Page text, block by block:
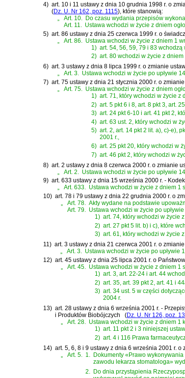
4) art. 10 i 11 ustawy z dnia 10 grudnia 1998 r. o
(Dz. U. Nr 162, poz. 1115), które stanowią:
„
Art. 10. Do czasu wydania przepisów
Art. 11. Ustawa wchodzi w życie z dniem
5) art. 86 ustawy z dnia 25 czerwca 1999 r. o
Art. 86.
Ustawa wchodzi w życie z dniem 1
1) art. 54, 56, 59, 79 i 83 wchodzą
2) art. 80 wchodzi w życie z
6) art. 3 ustawy z dnia 8 lipca 1999 r. o zmianie
„
Art. 3. Ustawa wchodzi w życie po upływie
7) art. 75 ustawy z dnia 21 stycznia 2000 r. o
„
Art. 75. Ustawa wchodzi w życie z dniem
1) art. 71, który wchodzi w życie z
2) art. 5 pkt 6 i 8, art. 8 pkt 3, art.
3) art. 24 pkt 6-10 i art. 41 pkt 2,
4) art. 63 ust. 2, który wchodzi w
5) art. 2, art. 14 pkt 2 lit. a), c)-e),
2001 r.,
6) art. 25 pkt 20, który wchodzi w
7) art. 46 pkt 2, który wchodzi w
8) art. 2 ustawy z dnia 8 czerwca 2000 r. o zmianie
„
Art. 2. Ustawa wchodzi w życie po upływie
9) art. 633 ustawy z dnia 15 września 2000 r. -
„
Art. 633. Ustawa wchodzi w życie z dniem 1
10) art. 78 i 79 ustawy z dnia 22 grudnia 2000 r. o
„
Art. 78. Akty wydane na podstawie
Art. 79. Ustawa wchodzi w życie po
1) art. 74, który wchodzi w życie
2) art. 27 pkt 5 lit. b) i c), które
3) art. 61, który wchodzi w życie
11) art. 3 ustawy z dnia 21 czerwca 2001 r. o
„
Art. 3. Ustawa wchodzi w życie po upływie
12) art. 45 ustawy z dnia 25 lipca 2001 r. o
„
Art. 45. Ustawa wchodzi w życie z dniem 1
1) art. 3, art. 22-24 i art. 44
2) art. 35, art. 39 pkt 2, art. 41 i
3) art. 34 ust. 5 w części
2004 r.
13) art. 28 ustawy z dnia 6 września 2001 r. -
i Produktów Biobójczych
(Dz. U. Nr 126, poz.
„
Art. 28. Ustawa wchodzi w życie z dniem 1
1) art. 11 pkt 2 i 3 niniejszej
2) art. 4 i 116 Prawa
14) art. 5, 6, 8 i 9 ustawy z dnia 6 września 2001 r.
„
Art. 5. 1. Dokumenty «Prawo
zawodu lekarza stomatologa»
2. Do dnia przystąpienia